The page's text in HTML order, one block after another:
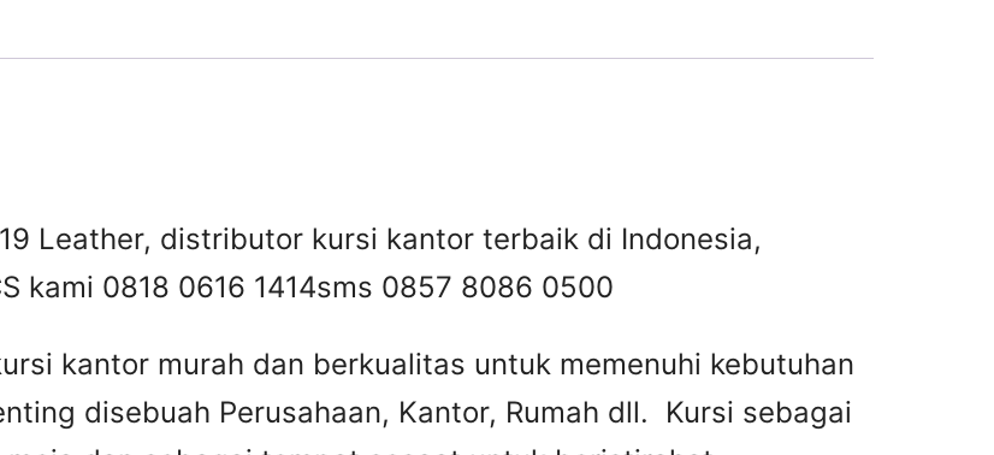
Leather, distributor kursi kantor terbaik di Indonesia,
kami 0818 0616 1414sms 0857 8086 0500
kantor murah dan berkualitas untuk memenuhi kebutuhan
disebuah Perusahaan, Kantor, Rumah dll. Kursi sebagai